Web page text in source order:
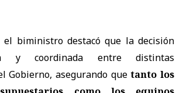
el biministro destacó que la decisión
y coordinada entre distintas
Gobierno, asegurando quetanto los